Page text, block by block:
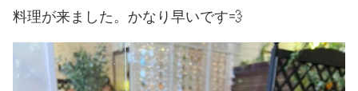
料理が来ました。かなり早いです💨